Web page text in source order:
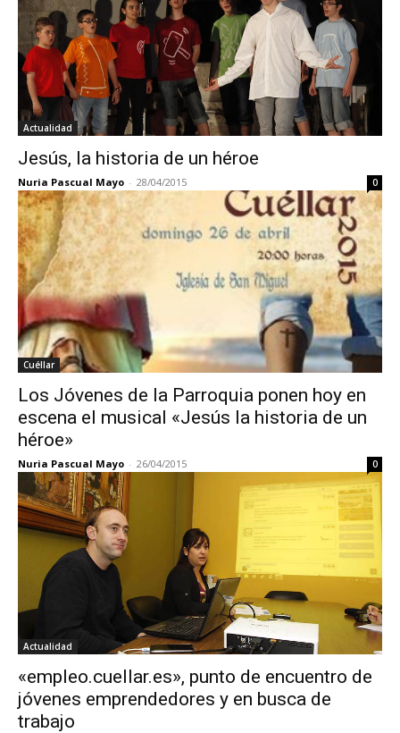
Actualidad
Jesús, la historia de un héroe
Nuria Pascual Mayo - 28/04/2015 0
Cuéllar
Los Jóvenes de la Parroquia ponen hoy en
escena el musical «Jesús la historia de un
héroe»
Nuria Pascual Mayo - 26/04/2015 0
Actualidad
«empleo.cuellar.es», punto de encuentro de
jóvenes emprendedores y en busca de
trabajo